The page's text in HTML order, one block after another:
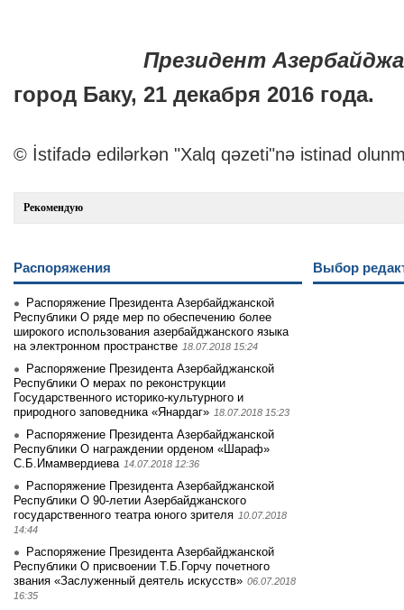
Президент
город Баку, 21 декабря 2016 года.
© İstifadə edilərkən "Xalq qəzeti"nə istinad
Рекомендую
Распоряжения
Распоряжение Президента Азербайджанской
Республики О ряде мер по обеспечению более
широкого использования азербайджанского языка
на электронном пространстве 18.07.2018 15:24
Распоряжение Президента Азербайджанской
Республики О мерах по реконструкции
Государственного историко-культурного и
природного заповедника «Янардаг» 18.07.2018 15:23
Распоряжение Президента Азербайджанской
Республики О награждении орденом «Шараф»
С.Б.Имамвердиева 14.07.2018 12:36
Распоряжение Президента Азербайджанской
Республики О 90-летии Азербайджанского
государственного театра юного зрителя 10.07.2018
14:44
Распоряжение Президента Азербайджанской
Республики О присвоении Т.Б.Горчу почетного
звания «Заслуженный деятель искусств» 06.07.2018
16:35
Выбор